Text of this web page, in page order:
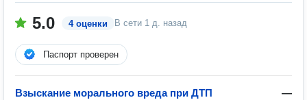
5.0 4 оценки В сети 1 д. назад
Паспорт проверен
Взыскание морального вреда при ДТП —